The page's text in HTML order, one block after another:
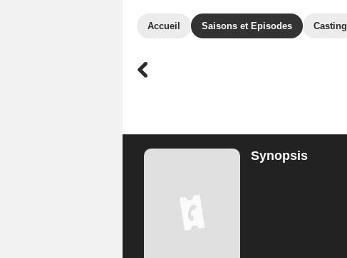
Accueil Saisons et Episodes Casting
Synopsis